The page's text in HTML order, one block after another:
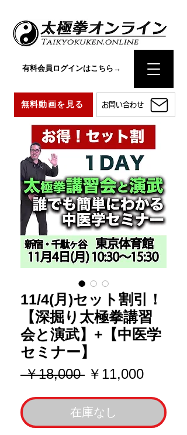
お問い合わせ
無料動画を見る
有料会員ログインはこちら→
11/4(月)セット割引！
【深掘り太極拳講習
会と演武】+【中医学
セミナー】
￥18,000 通
価
格
￥11,000セ
価
在庫なし